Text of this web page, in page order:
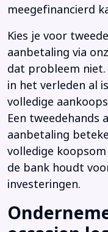
meegefinancierd
Kies je voor
aanbetaling via
dat probleem
in het verleden al
volledige
Een tweedehands
aanbetaling
volledige
de bank houdt
investeringen.